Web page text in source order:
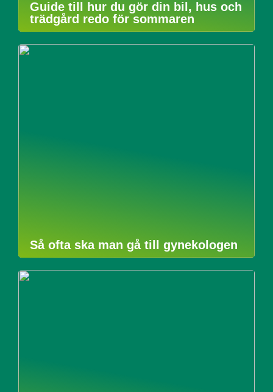
Guide till hur du gör din bil, hus och
trädgård redo för sommaren
Så ofta ska man gå till gynekologen